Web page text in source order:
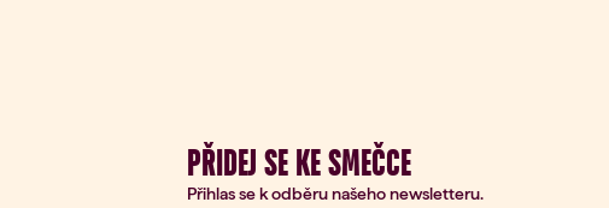
PŘIDEJ SE KE SMEČCE
Přihlas se k odběru našeho newsletteru.